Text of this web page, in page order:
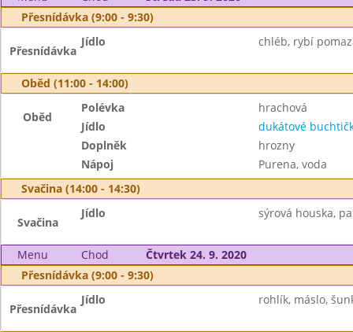
Přesnídávka (9:00 - 9:30)
Přesnídávka
Jídlo chléb, rybí
Oběd (11:00 - 14:00)
Oběd
Polévka
hrachová
Jídlo
dukátové
Doplněk
hrozny
Nápoj
Purena, voda
Svačina (14:00 - 14:30)
Svačina
Jídlo sýrová houska,
Menu Chod
Čtvrtek 24. 9. 2020
Přesnídávka (9:00 - 9:30)
Přesnídávka
Jídlo rohlík, máslo,